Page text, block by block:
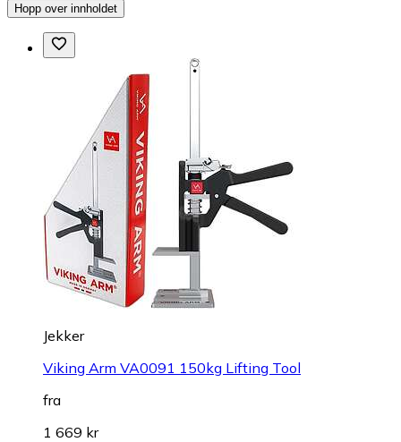
Hopp over innholdet
Jekker
Viking Arm VA0091 150kg Lifting Tool
fra
1 669 kr